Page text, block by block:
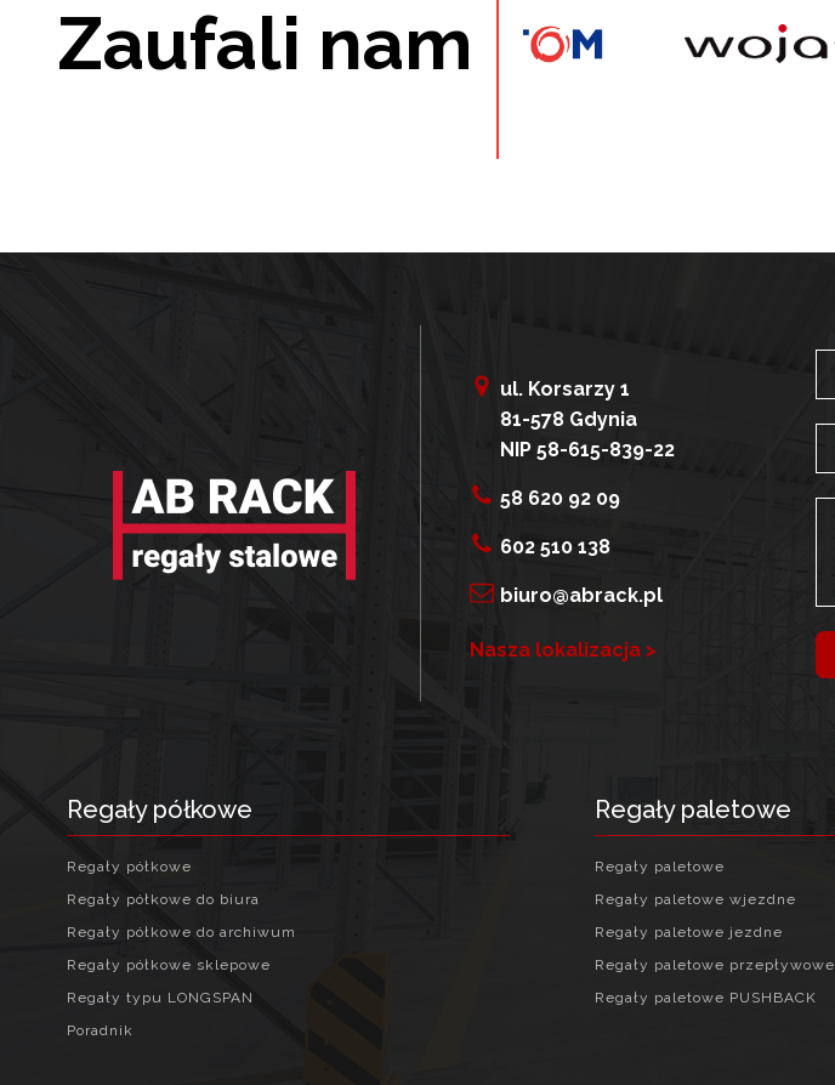
Zaufali nam
ul. Korsarzy 1
81-578 Gdynia
NIP 58-615-839-22
58 620 92 09
602 510 138
biuro@abrack.pl
Nasza lokalizacja >
Regały półkowe
Regały półkowe
Regały półkowe do biura
Regały półkowe do archiwum
Regały półkowe sklepowe
Regały typu LONGSPAN
Poradnik
Regały paletowe
Regały paletowe
Regały paletowe wjezdne
Regały paletowe jezdne
Regały paletowe przepływowe
Regały paletowe PUSHBACK